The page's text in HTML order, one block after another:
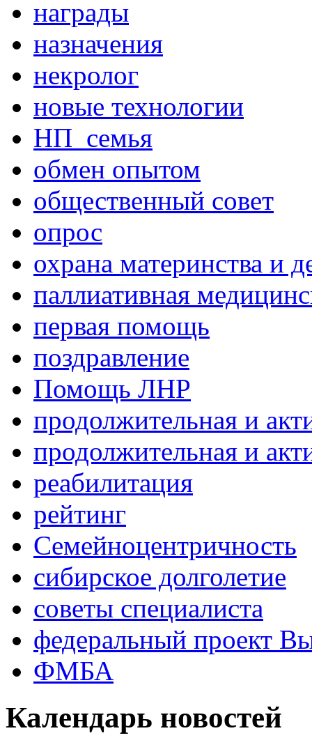
награды
назначения
некролог
новые технологии
НП_семья
обмен опытом
общественный совет
опрос
охрана материнства и
паллиативная
первая помощь
поздравление
Помощь ЛНР
продолжительная и
продолжительная и
реабилитация
рейтинг
Семейноцентричность
сибирское долголетие
советы специалиста
федеральный проект
ФМБА
Календарь новостей